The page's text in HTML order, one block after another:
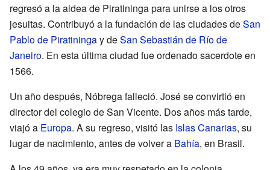
regresó a la aldea de Piratininga para unirse a los otros
jesuitas. Contribuyó a la fundación de las ciudades deSan
Pablo de Piratiningay deSan Sebastián de Río de
Janeiro. En esta última ciudad fue ordenado sacerdote en
1566.
Un año después, Nóbrega falleció. José se convirtió en
director del colegio de San Vicente. Dos años más tarde,
viajó a Europa. A su regreso, visitó las Islas Canarias, su
lugar de nacimiento, antes de volver a Bahía, en Brasil.